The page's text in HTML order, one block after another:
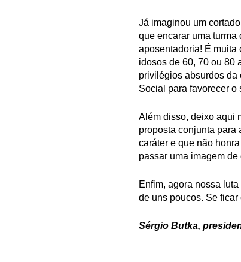
Já imaginou um
que encarar uma turma
aposentadoria! É muita
idosos de 60, 70 ou 80
privilégios absurdos
Social para favorecer o
Além disso, deixo aqui
proposta conjunta
caráter e que não
passar uma imagem
Enfim, agora nossa
de uns poucos. Se
Sérgio Butka,